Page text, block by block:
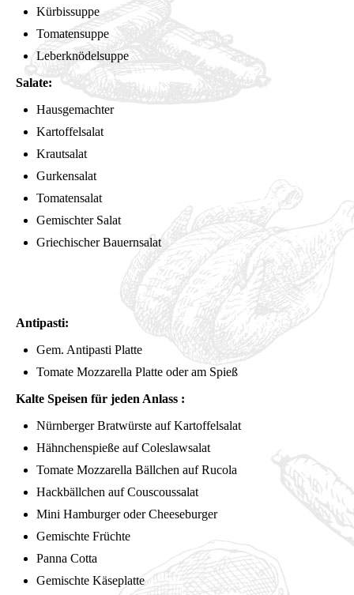
Kürbissuppe
Tomatensuppe
Leberknödelsuppe
Salate:
Hausgemachter
Kartoffelsalat
Krautsalat
Gurkensalat
Tomatensalat
Gemischter Salat
Griechischer Bauernsalat
Antipasti:
Gem. Antipasti Platte
Tomate Mozzarella Platte oder am Spieß
Kalte Speisen für jeden Anlass :
Nürnberger Bratwürste auf Kartoffelsalat
Hähnchenspieße auf Coleslawsalat
Tomate Mozzarella Bällchen auf Rucola
Hackbällchen auf Couscoussalat
Mini Hamburger oder Cheeseburger
Gemischte Früchte
Panna Cotta
Gemischte Käseplatte